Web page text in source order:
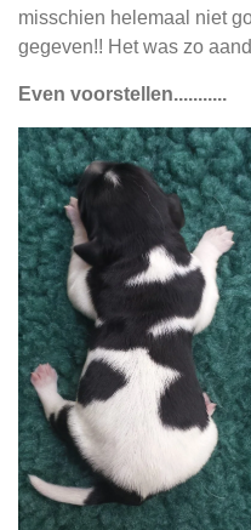
misschien helemaal niet
gegeven!! Het was zo
Even voorstellen...........